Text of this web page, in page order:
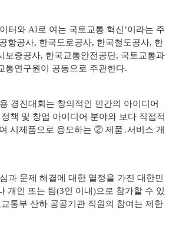
터와 AI로 여는 국토교통 혁신’이라는 주
항공사, 한국도로공사, 한국철도공사, 한
보증공사, 한국교통안전공단, 국토교통과
통연구원이 공동으로 주관한다.
경진대회는 창의적인 민간의 아이디어
책 및 창업 아이디어 분야와 보다 직접적
시제품으로 응모하는 ② 제품․서비스 개
과 문제 해결에 대한 열정을 가진 대한민
개인 또는 팀(3인 이내)으로 참가할 수 있
통부 산하 공공기관 직원의 참여는 제한